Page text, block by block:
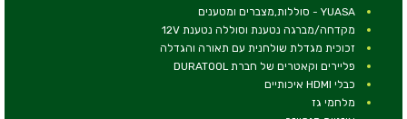
YUASA - סוללות,מצברים ומטענים
מקדחה/מברגה נטענת וסוללה נטענת 12V
זכוכית מגדלת שולחנית עם תאורה והגדלה
פליירים וקאטרים של חברת DURATOOL
כבלי HDMI איכותיים
מלחמי גז